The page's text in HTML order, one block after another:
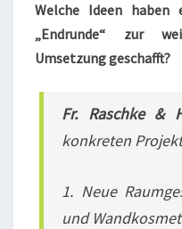
Welche Ideen
„Endrunde“ zur
Umsetzung geschafft?
Fr. Raschke &
konkreten
1. Neue
und